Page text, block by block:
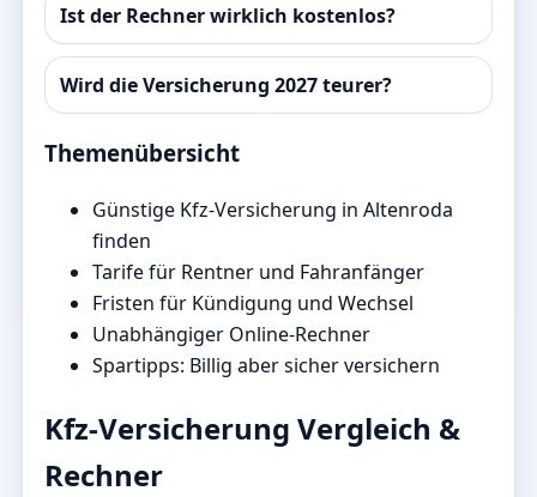
Ist der Rechner wirklich kostenlos?
Wird die Versicherung 2027 teurer?
Themenübersicht
Günstige Kfz-Versicherung in Altenroda
finden
Tarife für Rentner und Fahranfänger
Fristen für Kündigung und Wechsel
Unabhängiger Online-Rechner
Spartipps: Billig aber sicher versichern
Kfz-Versicherung Vergleich &
Rechner